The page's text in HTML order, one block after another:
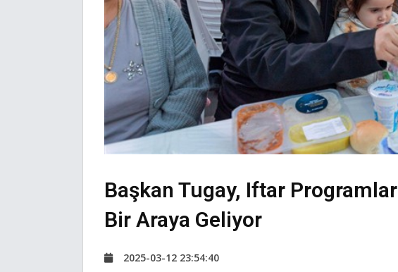
Başkan Tugay, Iftar
Bir Araya Geliyor
2025-03-12 23:54:40